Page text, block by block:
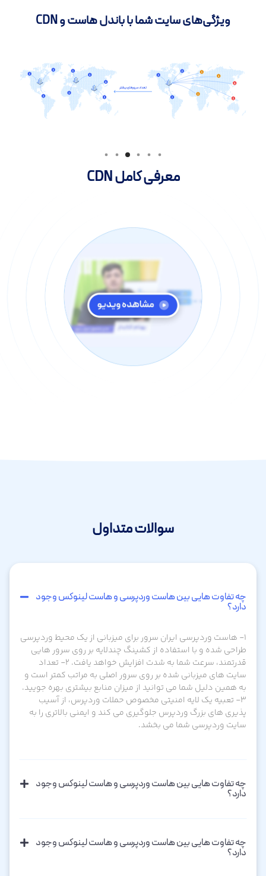
ویژگی‌های سایت شما با باندل هاست و CDN
معرفی کامل CDN
سوالات متداول
هایی بین هاست وردپرسی و هاست لینوکس وجود
وردپرسی ایران سرور برای میزبانی از یک محیط وردپرسی
شده و با استفاده از کشینگ چندلایه بر روی سرور هایی
قدرتمند، سرعت شما به شدت افزایش خواهد یافت. ۲- تعداد
های میزبانی شده بر روی سرور اصلی به مراتب کمتر است و
دلیل شما می توانید از میزان منابع بیشتری بهره جویید.
تعبیه یک لایه امنیتی مخصوص حملات وردپرس، از آسیب
های بزرگ وردپرس جلوگیری می کند و ایمنی بالاتری را به
وردپرسی شما می بخشد.
هایی بین هاست وردپرسی و هاست لینوکس وجود
هایی بین هاست وردپرسی و هاست لینوکس وجود